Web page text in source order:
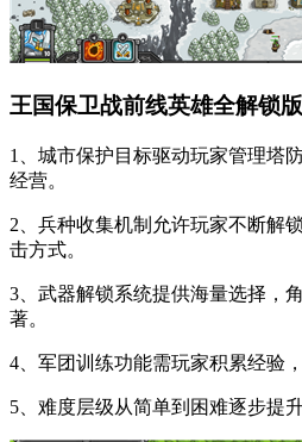
王国保卫战前线英雄全解锁
1、城市保护目标驱动玩家管理塔
经营。
2、兵种收集机制允许玩家不断解
击方式。
3、武器解锁系统提供海量选择，
著。
4、军团训练功能需玩家积累经验
5、难度层级从简单到困难逐步提